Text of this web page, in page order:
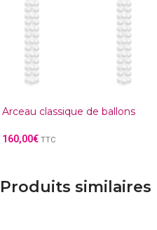
Arceau classique de ballons
160,00€ TTC
Produits similaires